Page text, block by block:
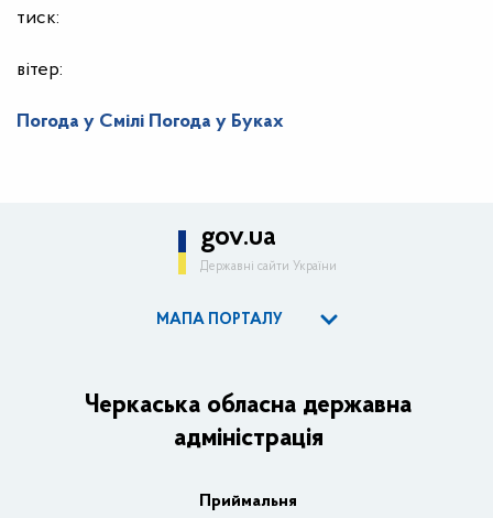
тиск:
вітер:
Погода у Смілі Погода у Буках
gov.ua
Державні сайти України
МАПА ПОРТАЛУ
Керівництво адміністрації
Основні завдання та нормативно-правові засади
Черкаська обласна державна
адміністрація
Приймальня